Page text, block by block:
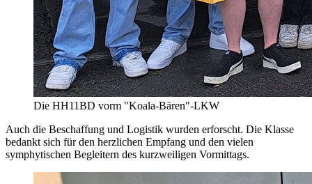
Die HH11BD vorm "Koala-Bären"-LKW
Auch die Beschaffung und Logistik wurden erforscht. Die Klasse
bedankt sich für den herzlichen Empfang und den vielen
symphytischen Begleitern des kurzweiligen Vormittags.